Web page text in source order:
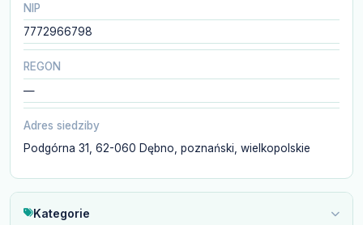
NIP
7772966798
REGON
—
Adres siedziby
Podgórna 31, 62-060 Dębno, poznański, wielkopolskie
Kategorie